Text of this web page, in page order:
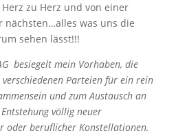
zu Herz und von einer
nächsten…alles was uns die
sehen lässt!!!
besiegelt mein Vorhaben, die
verschiedenen Parteien für ein rein
und zum Austausch an
völlig neuer
oder beruflicher Konstellationen,